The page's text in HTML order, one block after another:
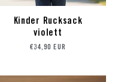
Kinder Rucksack
violett
Preis
€34,90 EUR